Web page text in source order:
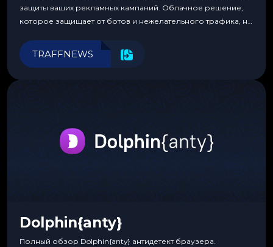
защиты ваших рекламных кампаний. Облачное решение,
которое защищает от ботов и нежелательного трафика, не
программирования.
TRAFFNEWS
Dolphin{anty}
Полный обзор Dolphin{anty} антидетект браузера.